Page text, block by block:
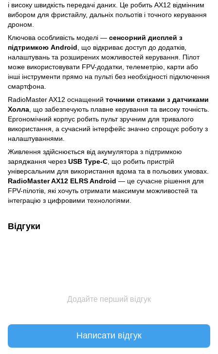
і високу швидкість передачі даних. Це робить AX12 відмінним
вибором для фристайлу, дальніх польотів і точного керування
дроном.
Ключова особливість моделі — сенсорний дисплей з
підтримкою Android , що відкриває доступ до додатків,
налаштувань та розширених можливостей керування. Пілот
може використовувати FPV-додатки, телеметрію, карти або
інші інструменти прямо на пульті без необхідності підключення
смартфона.
RadioMaster AX12 оснащений точними стиками з датчиками
Холла , що забезпечують плавне керування та високу точність.
Ергономічний корпус робить пульт зручним для тривалого
використання, а сучасний інтерфейс значно спрощує роботу з
налаштуваннями.
Живлення здійснюється від акумулятора з підтримкою
заряджання через USB Type-C , що робить пристрій
універсальним для використання вдома та в польових умовах.
RadioMaster AX12 ELRS Android — це сучасне рішення для
FPV-пілотів, які хочуть отримати максимум можливостей та
інтеграцію з цифровими технологіями.
Відгуки
Додайте перший відгук
Написати відгук